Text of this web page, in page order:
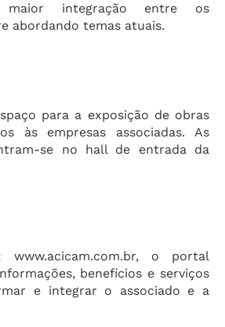
maior integração entre os
abordando temas atuais.
para a exposição de obras
às empresas associadas. As
se no hall de entrada da
o portal
benefícios e serviços
e integrar o associado e a